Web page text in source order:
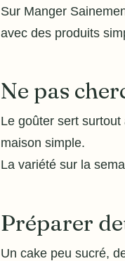
Sur Manger
avec des produits
Ne pas
Le goûter sert
maison simple.
La variété sur la
Préparer
Un cake peu sucré,